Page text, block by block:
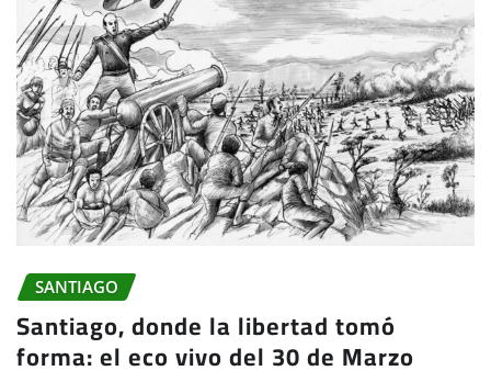
SANTIAGO
Santiago, donde la libertad tomó
forma: el eco vivo del 30 de Marzo